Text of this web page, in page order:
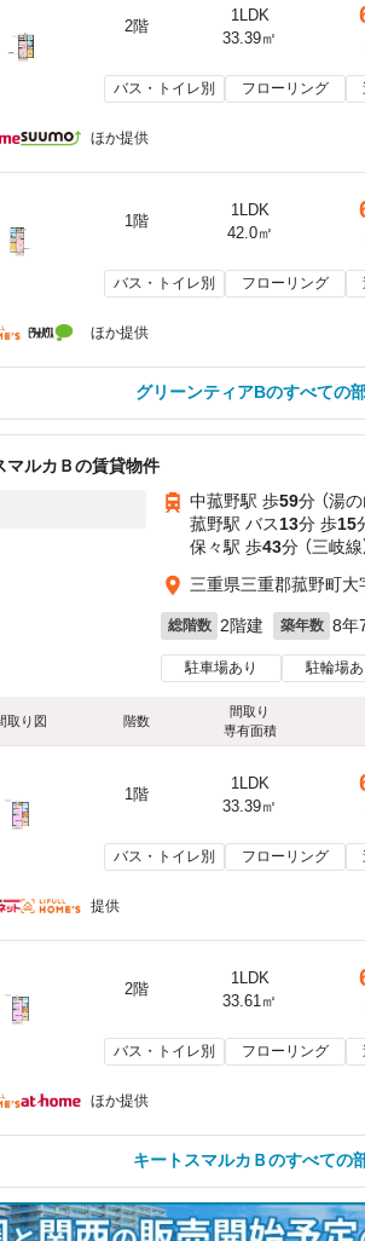
2階
1LDK
33.39㎡
バス・トイレ別 フローリング
ほか提供
1階
1LDK
42.0㎡
バス・トイレ別 フローリング
ほか提供
グリーンティアBのすべての
マルカＢの賃貸物件
中菰野駅 歩59分 （湯の
菰野駅 バス13分 歩15
保々駅 歩43分 （三岐線
三重県三重郡菰野町大
総階数 2階建 築年数 8年
駐車場あり 駐輪場あ
取り図 階数
間取り
専有面積
1階
1LDK
33.39㎡
バス・トイレ別 フローリング
提供
2階
1LDK
33.61㎡
バス・トイレ別 フローリング
ほか提供
キートスマルカＢのすべての